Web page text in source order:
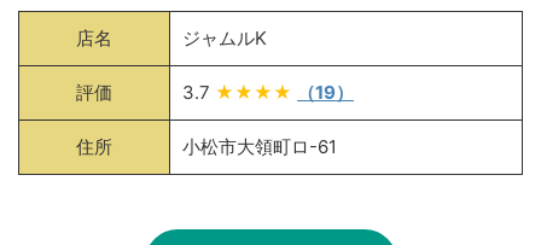
店名 ジャムルK
評価 3.7 ★★★★ （19）
住所 小松市大領町ロ-61